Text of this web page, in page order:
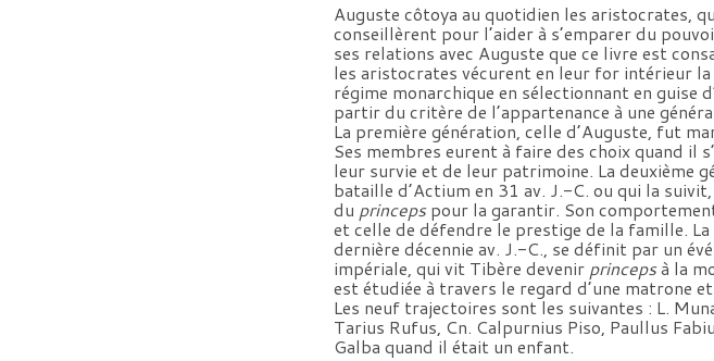
Auguste côtoya au quotidien les aristocrates,
conseillèrent pour l’aider à s’emparer du
ses relations avec Auguste que ce livre est
les aristocrates vécurent en leur for intérieur la
régime monarchique en sélectionnant en
partir du critère de l’appartenance à une
La première génération, celle d’Auguste, fut
Ses membres eurent à faire des choix quand il
leur survie et de leur patrimoine. La deuxième
bataille d’Actium en 31 av. J.-C. ou qui la
du princepspour la garantir. Son
et celle de défendre le prestige de la famille.
dernière décennie av. J.-C., se définit par un
impériale, qui vit Tibère devenir princepsà la
est étudiée à travers le regard d’une matrone
Les neuf trajectoires sont les suivantes : L.
Tarius Rufus, Cn. Calpurnius Piso, Paullus
Galba quand il était un enfant.